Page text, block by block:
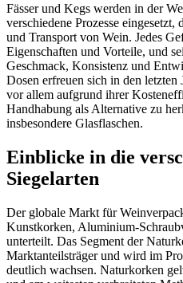
Fässer und Kegs werden in der
verschiedene Prozesse
und Transport von Wein. Jedes
Eigenschaften und Vorteile, und
Geschmack, Konsistenz und
Dosen erfreuen sich in den letzten
vor allem aufgrund ihrer
Handhabung als Alternative zu
insbesondere Glasflaschen.
Einblicke in die
Siegelarten
Der globale Markt für
Kunstkorken, Aluminium-
unterteilt. Das Segment der
Marktanteilsträger und wird im
deutlich wachsen. Naturkorken